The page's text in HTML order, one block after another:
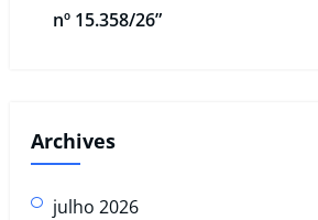
nº 15.358/26”
Archives
julho 2026